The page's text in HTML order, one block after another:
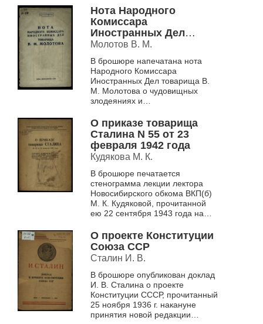
дополнениями
Нота Народного
Комиссара
Иностранных Дел
товарища В. М.
Молотова
Молотов В. М.
В брошюре напечатана нота
Народного Комиссара
Иностранных Дел товарища В.
М. Молотова о чудовищных
злодеяниях и
захватчиков в оккупированных
районах, об ответст...
О приказе товарища
Сталина N 55 от 23
февраля 1942 года
Кудякова М. К.
В брошюре печатается
стенограмма лекции лектора
Новосибирского обкома ВКП(б)
М. К. Кудяковой, прочитанной
ею 22 сентября 1943 года на
преподавателей кафедр
марксизма-ленини...
О проекте Конституции
Союза ССР
Сталин И. В.
В брошюре опубликован доклад
И. В. Сталина о проекте
Конституции СССР, прочитанный
25 ноября 1936 г. накануне
принятия новой редакции